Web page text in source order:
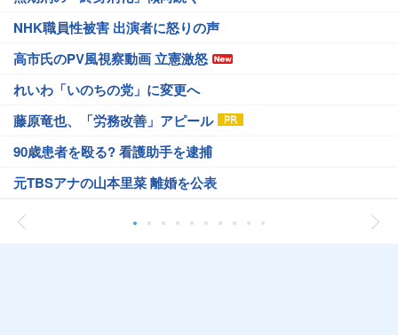
NHK職員性被害 出演者に怒りの声
高市氏のPV風視察動画 立憲激怒
れいわ「いのちの党」に変更へ
藤原竜也、「労務改善」アピール
90歳患者を殴る? 看護助手を逮捕
元TBSアナの山本里菜 離婚を公表